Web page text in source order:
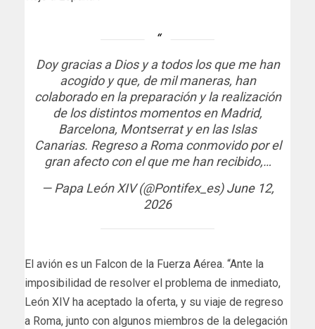
Doy gracias a Dios y a todos los que me han
acogido y que, de mil maneras, han
colaborado en la preparación y la realización
de los distintos momentos en Madrid,
Barcelona, Montserrat y en las Islas
Canarias. Regreso a Roma conmovido por el
gran afecto con el que me han recibido,…
— Papa León XIV (@Pontifex_es)June 12,
2026
El avión es un Falcon de la Fuerza Aérea. “Ante la
imposibilidad de resolver el problema de inmediato,
León XIV ha aceptado la oferta, y su viaje de regreso
a Roma, junto con algunos miembros de la delegación